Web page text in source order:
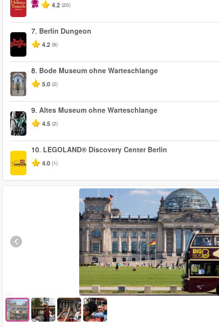
4.2 (20)
7. Berlin Dungeon
4.2 (6)
8. Bode Museum ohne Warteschlange
5.0 (2)
9. Altes Museum ohne Warteschlange
4.5 (2)
10. LEGOLAND® Discovery Center Berlin
4.0 (1)